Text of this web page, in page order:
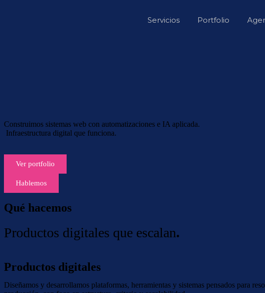
Servicios Portfolio
Construimos sistemas web con automatizaciones e IA aplicada.
Infraestructura digital que funciona.
Ver portfolio
Hablemos
Qué hacemos
Productos digitales que escalan.
Productos digitales
Diseñamos y desarrollamos plataformas, herramientas y sistemas pensados para